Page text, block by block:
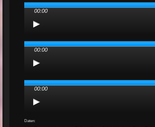
00:00
00:00
00:00
Daten: